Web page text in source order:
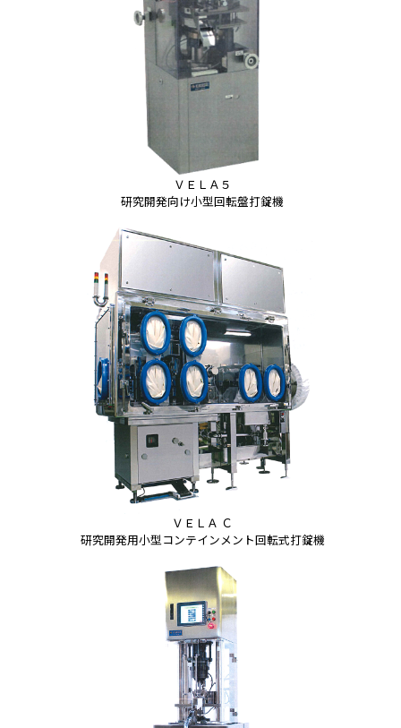
ＶＥＬＡ５
研究開発向け小型回転盤打錠機
ＶＥＬＡ Ｃ
研究開発用小型コンテインメント回転式打錠機